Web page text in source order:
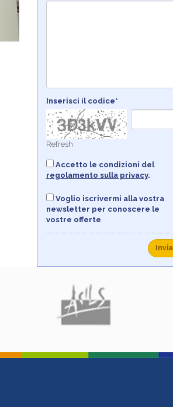
Inserisci il codice*
Refresh
Accetto le condizioni del
regolamento sulla privacy.
Voglio iscrivermi alla vostra
newsletter per conoscere le
vostre offerte
Invia